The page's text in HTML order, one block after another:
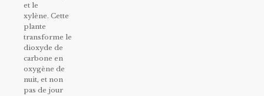
et le
xylène. Cette
plante
transforme le
dioxyde de
carbone en
oxygène de
nuit, et non
pas de jour